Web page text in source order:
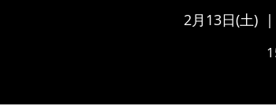
2月13日(土)
  |